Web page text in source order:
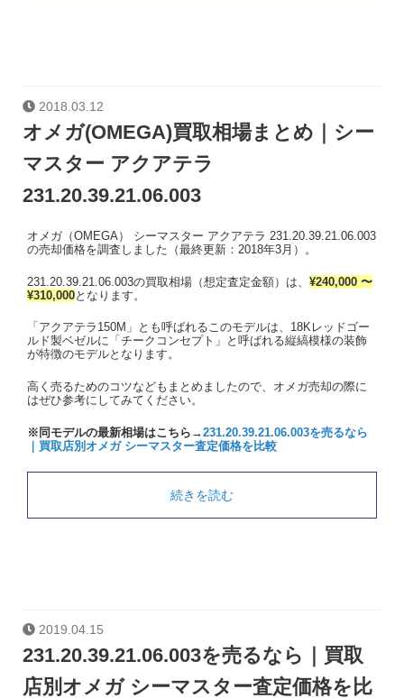
2018.03.12
オメガ(OMEGA)買取相場まとめ｜シー
マスター アクアテラ
231.20.39.21.06.003
オメガ（OMEGA） シーマスター アクアテラ 231.20.39.21.06.003
の売却価格を調査しました（最終更新：2018年3月）。
231.20.39.21.06.003の買取相場（想定査定金額）は、 ¥240,000 〜
¥310,000となります。
「アクアテラ150M」とも呼ばれるこのモデルは、18Kレッドゴー
ルド製ベゼルに「チークコンセプト」と呼ばれる縦縞模様の装飾
が特徴のモデルとなります。
高く売るためのコツなどもまとめましたので、オメガ売却の際に
はぜひ参考にしてみてください。
※同モデルの最新相場はこちら→231.20.39.21.06.003を売るなら
｜買取店別オメガ シーマスター査定価格を比較
続きを読む
2019.04.15
231.20.39.21.06.003を売るなら｜買取
店別オメガ シーマスター査定価格を比